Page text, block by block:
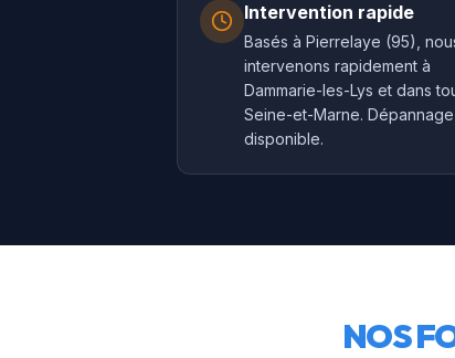
Intervention rapide
Basés à Pierrelaye (95),
intervenons rapidement à
Dammarie-les-Lys et dans
Seine-et-Marne.
disponible.
NOS